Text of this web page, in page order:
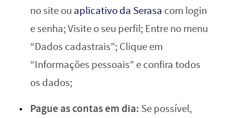
no site ou aplicativo da Serasa com login
e senha; Visite o seu perfil; Entre no menu
“Dados cadastrais”; Clique em
“Informações pessoais” e confira todos
os dados;
Pague as contas em dia: Se possível,